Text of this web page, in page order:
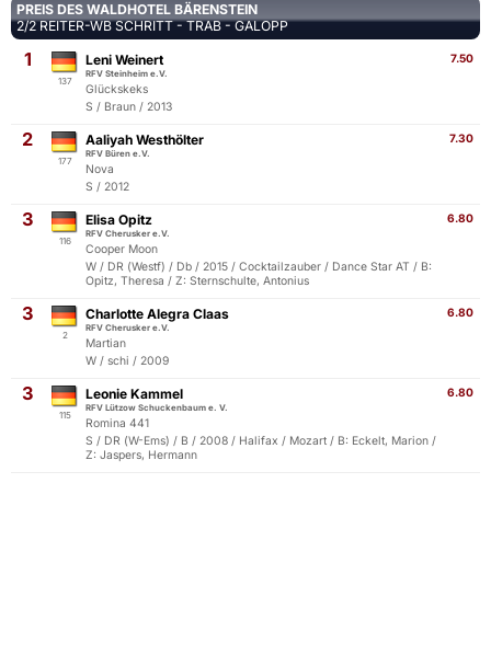
PREIS DES WALDHOTEL BÄRENSTEIN
2/2 REITER-WB SCHRITT - TRAB - GALOPP
1
137
7.50
Leni Weinert
RFV Steinheim e.V.
Glückskeks
S / Braun / 2013
2
177
7.30
Aaliyah Westhölter
RFV Büren e.V.
Nova
S / 2012
3
116
6.80
Elisa Opitz
RFV Cherusker e.V.
Cooper Moon
W / DR (Westf) / Db / 2015 / Cocktailzauber / Dance Star AT / B:
Opitz, Theresa / Z: Sternschulte, Antonius
3
2
6.80
Charlotte Alegra Claas
RFV Cherusker e.V.
Martian
W / schi / 2009
3
115
6.80
Leonie Kammel
RFV Lützow Schuckenbaum e. V.
Romina 441
S / DR (W-Ems) / B / 2008 / Halifax / Mozart / B: Eckelt, Marion /
Z: Jaspers, Hermann